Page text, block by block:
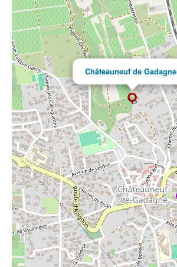
Châteauneuf de Gadagne